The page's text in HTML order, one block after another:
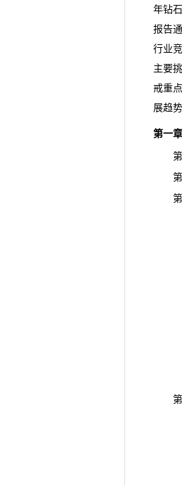
年钻
报告
行业
主要
戒重
展趋势
第一
第
第
第三
一
二
三
四
五
六
七
八
第四
一
二
三